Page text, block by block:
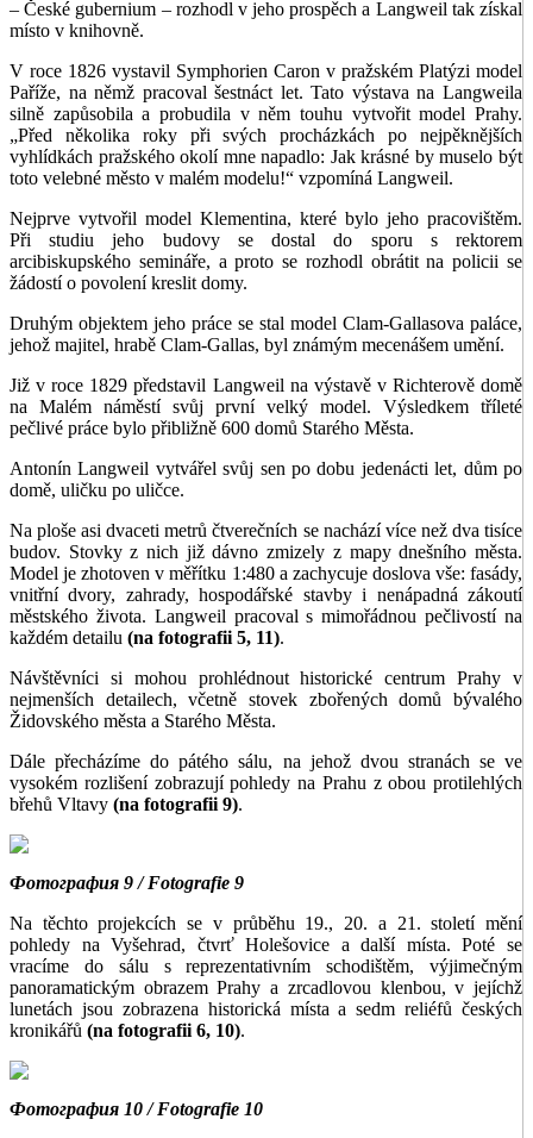
– České gubernium – rozhodl v jeho prospěch a Langweil tak získal
místo v knihovně.
V roce 1826 vystavil Symphorien Caron v pražském Platýzi model
Paříže, na němž pracoval šestnáct let. Tato výstava na Langweila
silně zapůsobila a probudila v něm touhu vytvořit model Prahy.
„Před několika roky při svých procházkách po nejpěknějších
vyhlídkách pražského okolí mne napadlo: Jak krásné by muselo být
toto velebné město v malém modelu!“ vzpomíná Langweil.
Nejprve vytvořil model Klementina, které bylo jeho pracovištěm.
Při studiu jeho budovy se dostal do sporu s rektorem
arcibiskupského semináře, a proto se rozhodl obrátit na policii se
žádostí o povolení kreslit domy.
Druhým objektem jeho práce se stal model Clam-Gallasova paláce,
jehož majitel, hrabě Clam-Gallas, byl známým mecenášem umění.
Již v roce 1829 představil Langweil na výstavě v Richterově domě
na Malém náměstí svůj první velký model. Výsledkem tříleté
pečlivé práce bylo přibližně 600 domů Starého Města.
Antonín Langweil vytvářel svůj sen po dobu jedenácti let, dům po
domě, uličku po uličce.
Na ploše asi dvaceti metrů čtverečních se nachází více než dva tisíce
budov. Stovky z nich již dávno zmizely z mapy dnešního města.
Model je zhotoven v měřítku 1:480 a zachycuje doslova vše: fasády,
vnitřní dvory, zahrady, hospodářské stavby i nenápadná zákoutí
městského života. Langweil pracoval s mimořádnou pečlivostí na
každém detailu (na fotografii 5, 11).
Návštěvníci si mohou prohlédnout historické centrum Prahy v
nejmenších detailech, včetně stovek zbořených domů bývalého
Židovského města a Starého Města.
Dále přecházíme do pátého sálu, na jehož dvou stranách se ve
vysokém rozlišení zobrazují pohledy na Prahu z obou protilehlých
břehů Vltavy (na fotografii 9).
Фотография 9 / Fotografie 9
Na těchto projekcích se v průběhu 19., 20. a 21. století mění
pohledy na Vyšehrad, čtvrť Holešovice a další místa. Poté se
vracíme do sálu s reprezentativním schodištěm, výjimečným
panoramatickým obrazem Prahy a zrcadlovou klenbou, v jejíchž
lunetách jsou zobrazena historická místa a sedm reliéfů českých
kronikářů (na fotografii 6, 10).
Фотография 10 / Fotografie 10